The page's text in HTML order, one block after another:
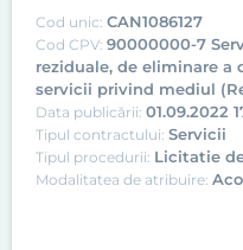
Cod unic: CAN1086127
Cod CPV: 90000000-7
reziduale, de eliminare a
servicii privind mediul
Data publicării: 01.09.2022
Tipul contractului: Servicii
Tipul procedurii: Licitatie
Modalitatea de atribuire: